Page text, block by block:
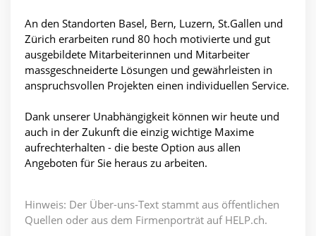
An den Standorten Basel, Bern, Luzern, St.Gallen und
Zürich erarbeiten rund 80 hoch motivierte und gut
ausgebildete Mitarbeiterinnen und Mitarbeiter
massgeschneiderte Lösungen und gewährleisten in
anspruchsvollen Projekten einen individuellen Service.
Dank unserer Unabhängigkeit können wir heute und
auch in der Zukunft die einzig wichtige Maxime
aufrechterhalten - die beste Option aus allen
Angeboten für Sie heraus zu arbeiten.
Hinweis: Der Über-uns-Text stammt aus öffentlichen
Quellen oder aus dem Firmenporträt auf HELP.ch.